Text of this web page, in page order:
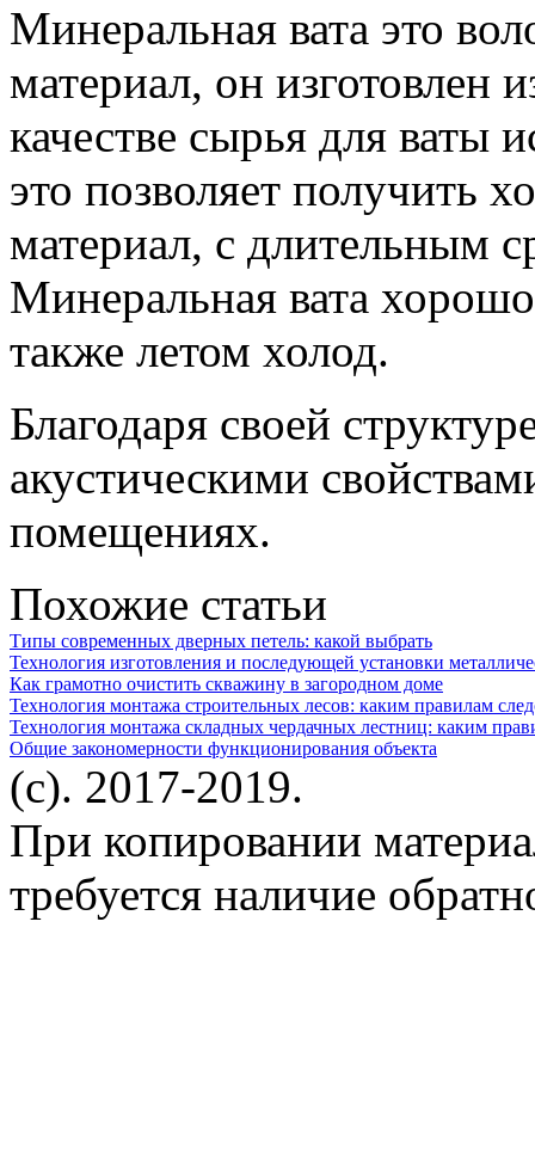
Минеральная вата это
материал, он изготовлен
качестве сырья для ваты
это позволяет получить
материал, с длительным
Минеральная вата
также летом холод.
Благодаря своей
акустическими
помещениях.
Похожие статьи
Типы современных дверных петель: какой выбрать
Технология изготовления и последующей установки
Как грамотно очистить скважину в загородном доме
Технология монтажа строительных лесов: каким правилам
Технология монтажа складных чердачных лестниц: каким
Общие закономерности функционирования объекта
(c). 2017-2019.
При копировании
требуется наличие